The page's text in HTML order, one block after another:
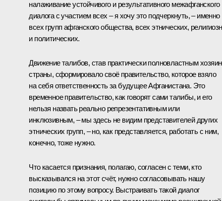
налаживание устойчивого и результативного межафганского
диалога с участием всех – я хочу это подчеркнуть, – именно
всех групп афганского общества, всех этнических,
и политических.
Движение талибов, став практически полновластным
страны, сформировало своё правительство, которое взяло
на себя ответственность за будущее Афганистана. Это
временное правительство, как говорят сами талибы, и его
нельзя назвать реально репрезентативным или
инклюзивным, – мы здесь не видим представителей других
этнических групп, – но, как представляется, работать с ним,
конечно, тоже нужно.
Что касается признания, полагаю, согласен с теми, кто
высказывался на этот счёт, нужно согласовывать нашу
позицию по этому вопросу. Выстраивать такой диалог